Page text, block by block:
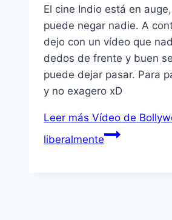
El cine Indio está en
puede negar nadie. A
dejo con un ví­deo que
dedos de frente y buen
puede dejar pasar. Para
y no exagero xD
Leer más Ví­deo de
liberalmente